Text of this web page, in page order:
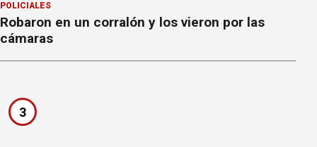
POLICIALES
Robaron en un corralón y los vieron por las
cámaras
3